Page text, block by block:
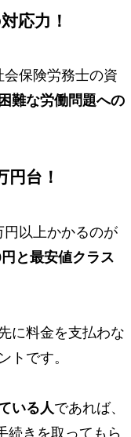
応力！
保険労務士の資
難な労働問題への
台！
以上かかるのが
と最安値クラス
に料金を支払わな
トです。
いる人であれば、
続きを取ってもら